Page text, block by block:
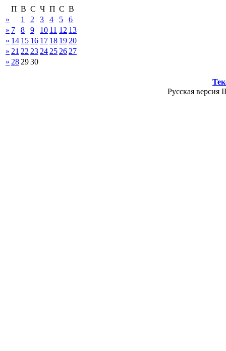
П В С Ч П С В
»
1 2 3 4 5
6
» 7 8 9 10 11 12 13
» 14 15 16 17 18 19 20
» 21 22 23 24 25 26 27
» 28 2930
Русская версия